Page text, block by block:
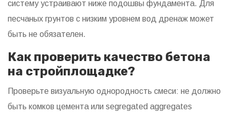
систему устраивают ниже подошвы фундамента. Для
песчаных грунтов с низким уровнем вод дренаж может
быть не обязателен.
Как проверить качество бетона
на стройплощадке?
Проверьте визуальную однородность смеси: не должно
быть комков цемента или segregated aggregates